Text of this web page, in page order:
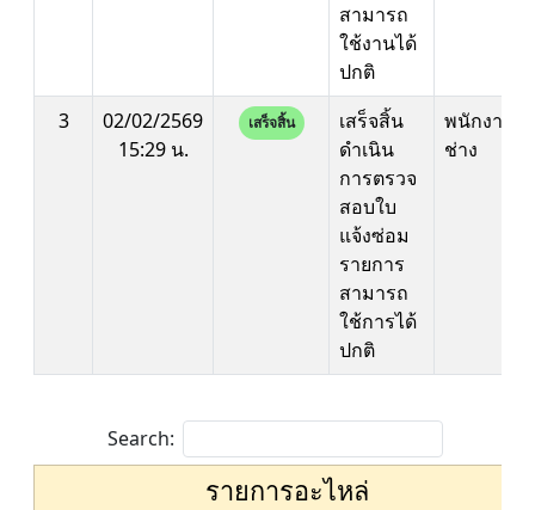
สามารถ
ใช้งานได้
ปกติ
3
02/02/2569
15:29 น.
เสร็จสิ้น
เสร็จสิ้น
ดำเนิน
การตรวจ
สอบใบ
แจ้งซ่อม
รายการ
สามารถ
ใช้การได้
ปกติ
พนักงาน
ช่าง
Search:
รายการอะไหล่